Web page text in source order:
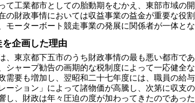
工業都市としての胎動期をむかえ、東部市域の
の財政事情においては収益事業の益金が重要な
モーターボート競走事業の発展に関係者が一体と
企画した理由
東京都下五市のうち財政事情の最も悪い都市であ
ャープ勧告の画期的な税制度によって一応健全
需要も増加し、翌昭和二十七年度には、職員の給
ーション」によって諸物価が高騰し、次第に収
し、財政は年々圧迫の度が加わってきたのであった